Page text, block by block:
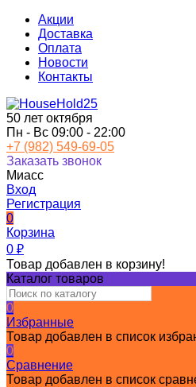
Акции
Доставка
Оплата
Новости
Контакты
50 лет октября
Пн - Вс 09:00 - 22:00
+7 (982) 549-69-05
Заказать звонок
Миасс
Вход
Регистрация
0
Корзина
0 ₽
Товар добавлен в корзину!
Каталог товаров
0
Избранные
Товар добавлен в список
0
Сравнение
Товар добавлен в список